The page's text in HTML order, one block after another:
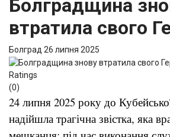
Болградщина
втратила свого
Болград 26 липня 2025
Ratings
(0)
24 липня 2025 року до
надійшла трагічна звістка, яка